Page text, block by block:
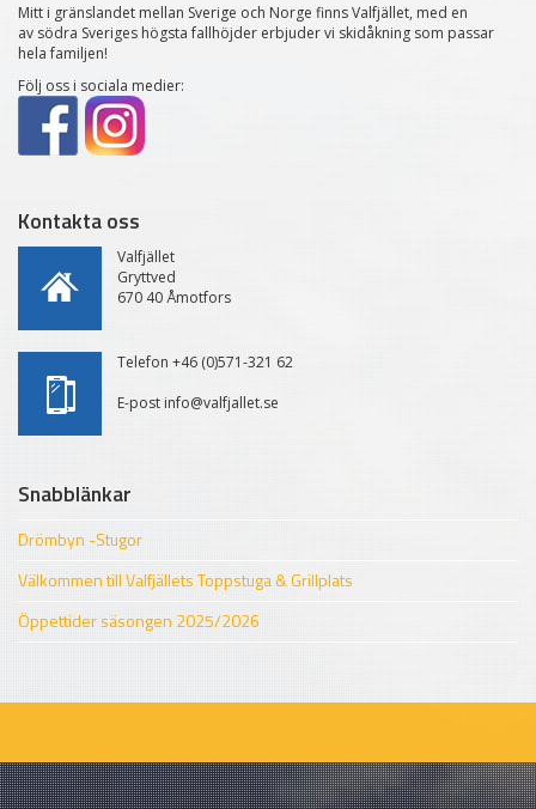
Mitt i gränslandet mellan Sverige och Norge finns Valfjället, med en
av södra Sveriges högsta fallhöjder erbjuder vi skidåkning som passar
hela familjen!
Följ oss i sociala medier:
Kontakta oss
Valfjället
Gryttved
670 40 Åmotfors
Telefon +46 (0)571-321 62
E-post info@valfjallet.se
Snabblänkar
Drömbyn -Stugor
Välkommen till Valfjällets Toppstuga & Grillplats
Öppettider säsongen 2025/2026